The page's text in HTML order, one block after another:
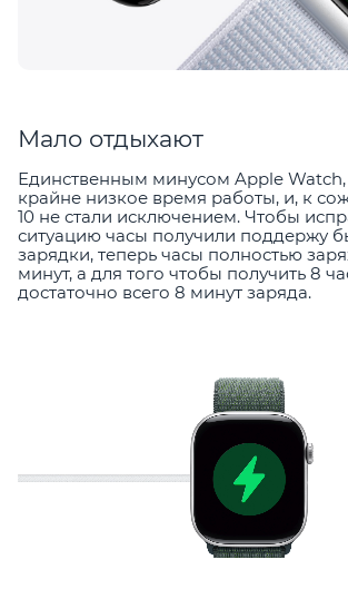
Мало отдыхают
Единственным минусом Apple Watch,
крайне низкое время работы, и, к
10 не стали исключением. Чтобы
ситуацию часы получили поддержу
зарядки, теперь часы полностью
минут, а для того чтобы получить 8
достаточно всего 8 минут заряда.